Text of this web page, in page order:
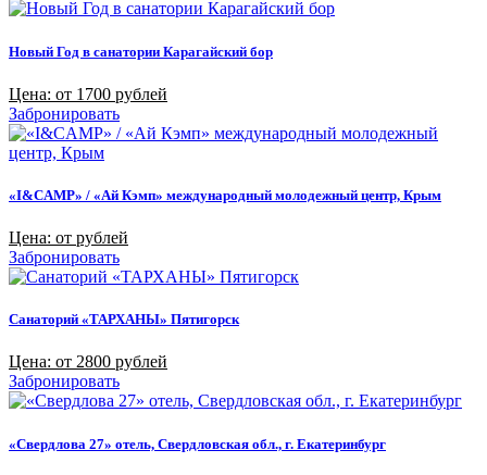
Новый Год в санатории Карагайский бор
Цена: от 1700 рублей
Забронировать
«I&CAMP» / «Ай Кэмп» международный молодежный центр, Крым
Цена: от рублей
Забронировать
Санаторий «ТАРХАНЫ» Пятигорск
Цена: от 2800 рублей
Забронировать
«Свердлова 27» отель, Свердловская обл., г. Екатеринбург